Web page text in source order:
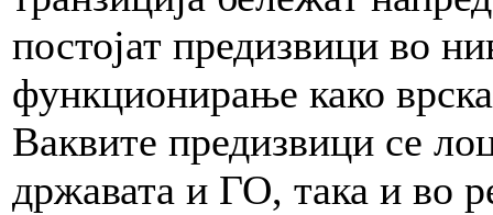
постојат предизвици во
функционирање како
Ваквите предизвици се
државата и ГО, така и во